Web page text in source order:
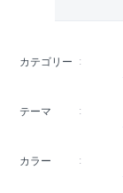
カテゴリー
テーマ
カラー